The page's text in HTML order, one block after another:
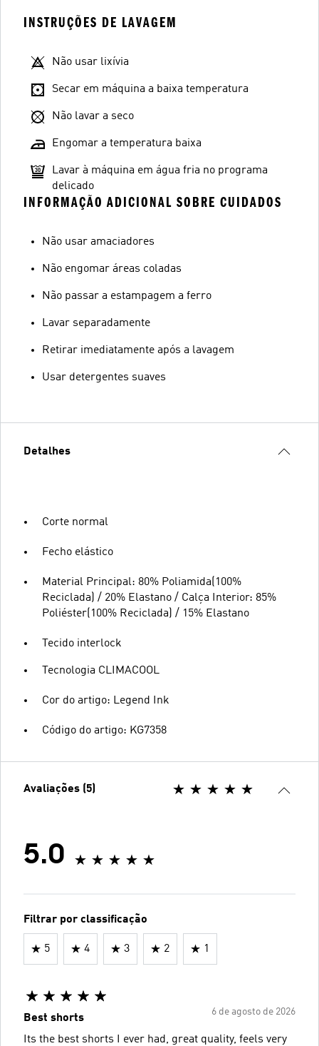
INSTRUÇÕES DE LAVAGEM
Não usar lixívia
Secar em máquina a baixa temperatura
Não lavar a seco
Engomar a temperatura baixa
Lavar à máquina em água fria no programa
delicado
INFORMAÇÃO ADICIONAL SOBRE CUIDADOS
Não usar amaciadores
Não engomar áreas coladas
Não passar a estampagem a ferro
Lavar separadamente
Retirar imediatamente após a lavagem
Usar detergentes suaves
Detalhes
Corte normal
Fecho elástico
Material Principal: 80% Poliamida(100%
Reciclada) / 20% Elastano / Calça Interior: 85%
Poliéster(100% Reciclada) / 15% Elastano
Tecido interlock
Tecnologia CLIMACOOL
Cor do artigo: Legend Ink
Código do artigo: KG7358
Avaliações (5)
5.0
Filtrar por classificação
5 4 3 2 1
6 de agosto de 2026
Best shorts
Its the best shorts I ever had, great quality, feels very